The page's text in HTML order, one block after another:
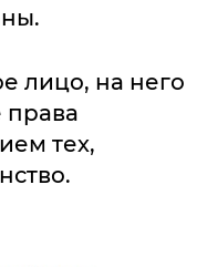
лицо, на него
права
тех,